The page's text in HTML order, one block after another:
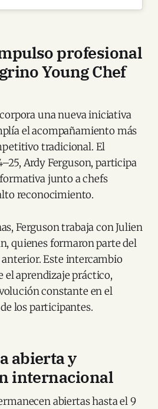
profesional
Young Chef
una nueva iniciativa
el acompañamiento más
tradicional. El
Ardy Ferguson, participa
junto a chefs
reconocimiento.
Ferguson trabaja con Julien
quienes formaron parte del
Este intercambio
el aprendizaje práctico,
constante en el
los participantes.
abierta y
internacional
abiertas hasta el 9